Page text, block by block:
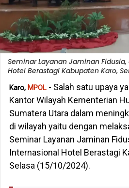
Seminar Layanan Jaminan
Hotel Berastagi Kabupaten Karo,
Karo, MPOL- Salah satu upaya
Kantor Wilayah Kementerian
Sumatera Utara dalam
di wilayah yaitu dengan
Seminar Layanan Jaminan
Internasional Hotel Berastagi
Selasa (15/10/2024).